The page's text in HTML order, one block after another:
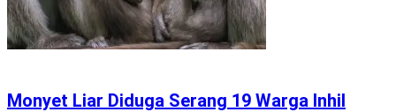
Monyet Liar Diduga Serang 19 Warga Inhil